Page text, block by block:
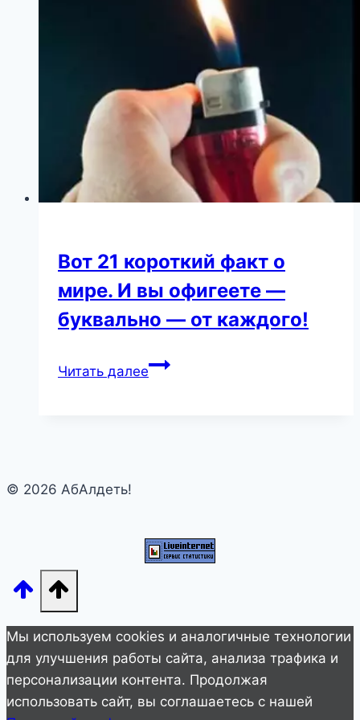
оторвать
танца
48-
летней
тещи
певца
Вот 21 короткий факт о
мире. И вы офигеете —
буквально — от каждого!
Читать далееВот
офигеете
—
от
каждого!
© 2026 АбАлдеть!
Мы используем cookies и аналогичные технологии
для улучшения работы сайта, анализа трафика и
персонализации контента. Продолжая
использовать сайт, вы соглашаетесь с нашей